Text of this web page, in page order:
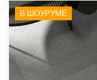
В ШОУРУМЕ